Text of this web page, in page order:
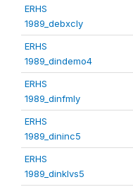
ERHS
1989_debxcly
ERHS
1989_dindemo4
ERHS
1989_dinfmly
ERHS
1989_dininc5
ERHS
1989_dinklvs5